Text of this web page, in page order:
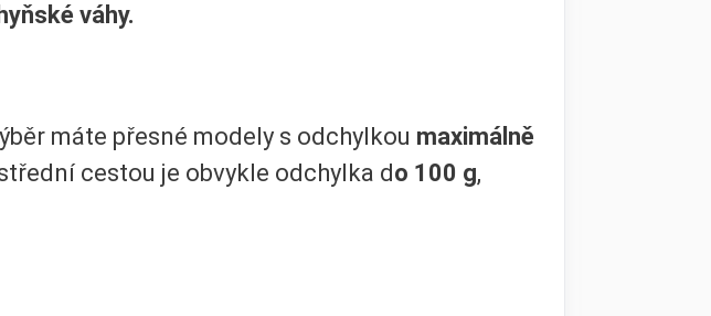
váhy.
máte přesné modely s odchylkou maximálně
cestou je obvykle odchylka do 100 g,